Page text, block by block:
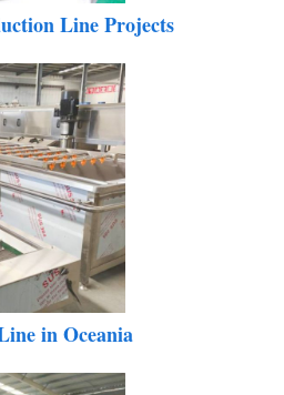
Line Projects
in Oceania